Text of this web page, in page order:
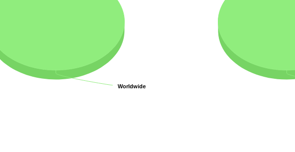
Worldwide
Worldwide